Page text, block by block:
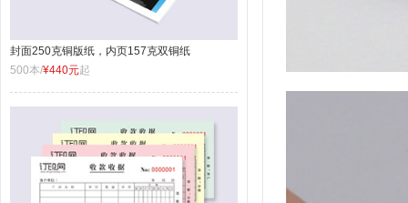
封面250克铜版纸，内页157克双铜纸
500本/¥440元起